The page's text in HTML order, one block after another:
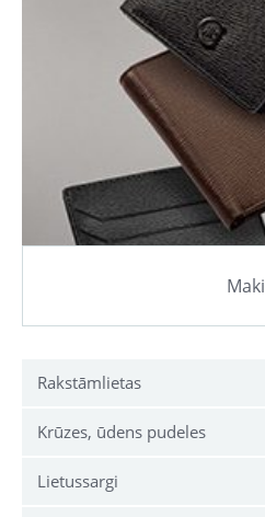
Rakstāmlietas
Krūzes, ūdens pudeles
Lietussargi
Maki